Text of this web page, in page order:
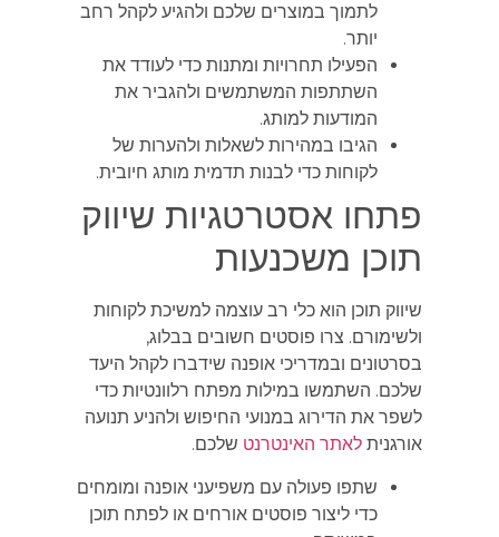
לתמוך במוצרים שלכם ולהגיע לקהל רחב
יותר.
הפעילו תחרויות ומתנות כדי לעודד את
השתתפות המשתמשים ולהגביר את
המודעות למותג.
הגיבו במהירות לשאלות ולהערות של
לקוחות כדי לבנות תדמית מותג חיובית.
פתחו אסטרטגיות שיווק
תוכן משכנעות
שיווק תוכן הוא כלי רב עוצמה למשיכת לקוחות
ולשימורם. צרו פוסטים חשובים בבלוג,
בסרטונים ובמדריכי אופנה שידברו לקהל היעד
שלכם. השתמשו במילות מפתח רלוונטיות כדי
לשפר את הדירוג במנועי החיפוש ולהניע תנועה
אורגניתלאתר האינטרנטשלכם.
שתפו פעולה עם משפיעני אופנה ומומחים
כדי ליצור פוסטים אורחים או לפתח תוכן